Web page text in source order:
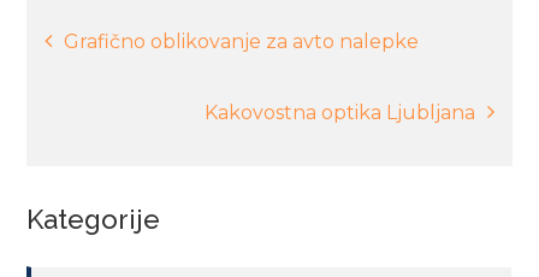
Navigacija
prispevka
Grafično oblikovanje za avto nalepke
Kakovostna optika Ljubljana
Kategorije